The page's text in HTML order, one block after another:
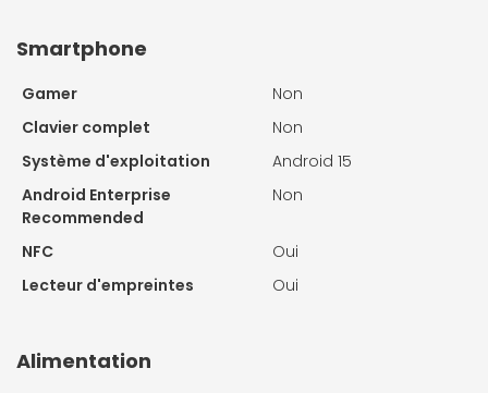
Smartphone
Gamer
Non
Clavier complet
Non
Système d'exploitation
Android 15
Android Enterprise
Recommended
Non
NFC
Oui
Lecteur d'empreintes
Oui
Alimentation